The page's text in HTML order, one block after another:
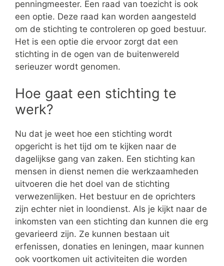
penningmeester. Een raad van toezicht is ook
een optie. Deze raad kan worden aangesteld
om de stichting te controleren op goed bestuur.
Het is een optie die ervoor zorgt dat een
stichting in de ogen van de buitenwereld
serieuzer wordt genomen.
Hoe gaat een stichting te
werk?
Nu dat je weet hoe een stichting wordt
opgericht is het tijd om te kijken naar de
dagelijkse gang van zaken. Een stichting kan
mensen in dienst nemen die werkzaamheden
uitvoeren die het doel van de stichting
verwezenlijken. Het bestuur en de oprichters
zijn echter niet in loondienst. Als je kijkt naar de
inkomsten van een stichting dan kunnen die erg
gevarieerd zijn. Ze kunnen bestaan uit
erfenissen, donaties en leningen, maar kunnen
ook voortkomen uit activiteiten die worden